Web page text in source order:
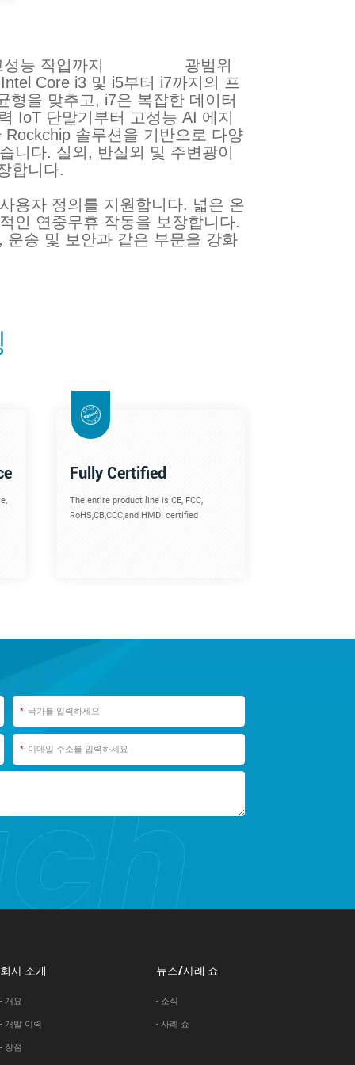
터 고성능 작업까지 광범위
Core i3 및 i5부터 i7까지의 프
형을 맞추고, i7은 복잡한 데이터
IoT 단말기부터 고성능 AI 에지
솔루션을 기반으로 다양
니다. 실외, 반실외 및 주변광이
합니다.
자 정의를 지원합니다. 넓은 온
인 연중무휴 작동을 보장합니다.
운송 및 보안과 같은 부문을 강화
Fully Certified
The entire product line is CE, FCC,
RoHS,CB,CCC,and HMDI certified
*
*
회사 소개
- 개요
- 개발 이력
- 장점
뉴스/사례 쇼
- 소식
- 사례 쇼